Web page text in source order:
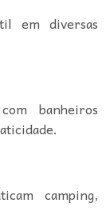
em diversas
banheiros
camping,